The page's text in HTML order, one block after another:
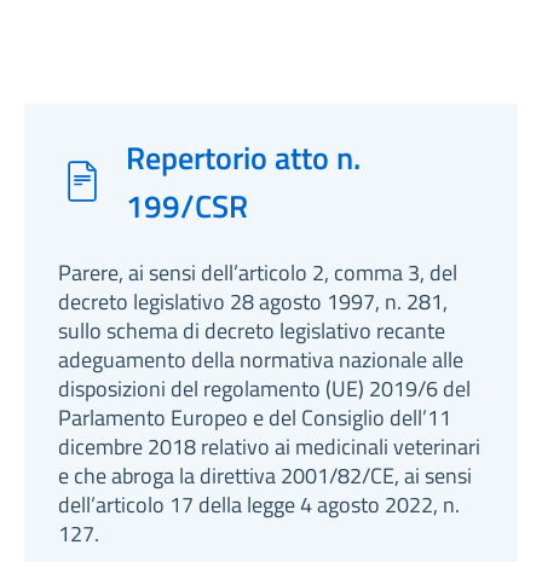
Repertorio atto n.
199/CSR
Parere, ai sensi dell’articolo 2, comma 3, del
decreto legislativo 28 agosto 1997, n. 281,
sullo schema di decreto legislativo recante
adeguamento della normativa nazionale alle
disposizioni del regolamento (UE) 2019/6 del
Parlamento Europeo e del Consiglio dell’11
dicembre 2018 relativo ai medicinali veterinari
e che abroga la direttiva 2001/82/CE, ai sensi
dell’articolo 17 della legge 4 agosto 2022, n.
127.